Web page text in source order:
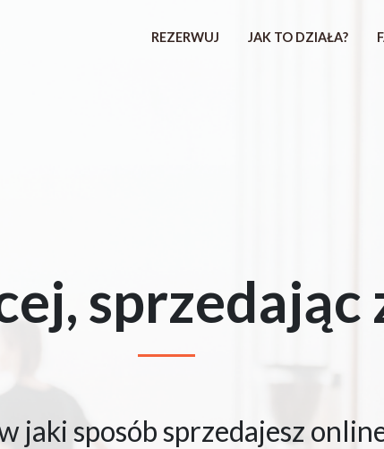
REZERWUJ JAK TO DZIAŁA?
jaki sposób sprzedajesz